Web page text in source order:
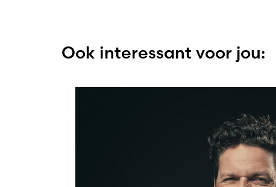
Ook interessant voor jou: